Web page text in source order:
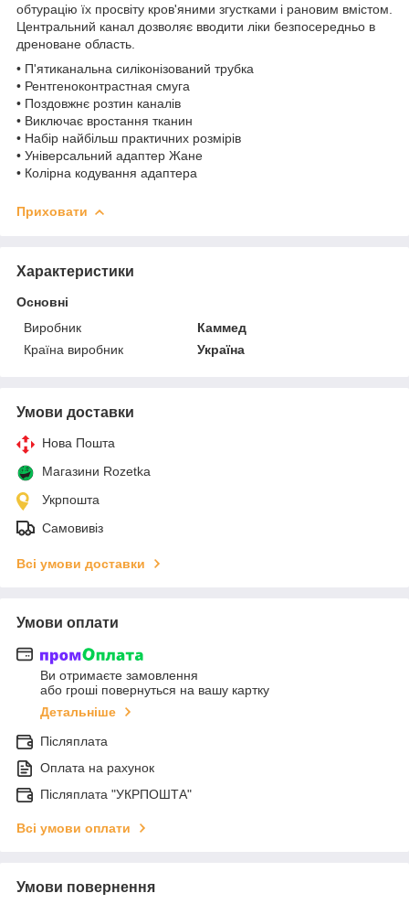
обтурацію їх просвіту кров'яними згустками і рановим вмістом.
Центральний канал дозволяє вводити ліки безпосередньо в
дреноване область.
• П'ятиканальна силіконізований трубка
• Рентгеноконтрастная смуга
• Поздовжнє розтин каналів
• Виключає вростання тканин
• Набір найбільш практичних розмірів
• Універсальний адаптер Жане
• Колірна кодування адаптера
Приховати
Характеристики
Основні
Виробник
Каммед
Країна виробник
Україна
Умови доставки
Нова Пошта
Магазини Rozetka
Укрпошта
Самовивіз
Всі умови доставки
Умови оплати
Ви отримаєте замовлення
або гроші повернуться на вашу картку
Детальніше
Післяплата
Оплата на рахунок
Післяплата "УКРПОШТА"
Всі умови оплати
Умови повернення